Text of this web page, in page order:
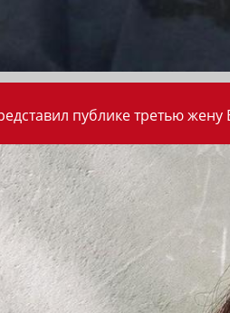
публике третью